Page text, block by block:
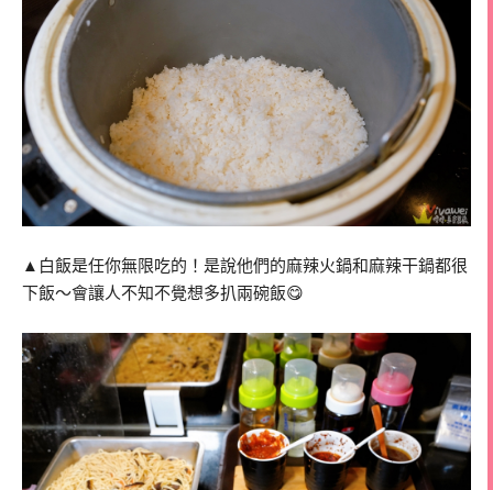
▲白飯是任你無限吃的！是說他們的麻辣火鍋和麻辣干鍋都很
下飯～會讓人不知不覺想多扒兩碗飯😋